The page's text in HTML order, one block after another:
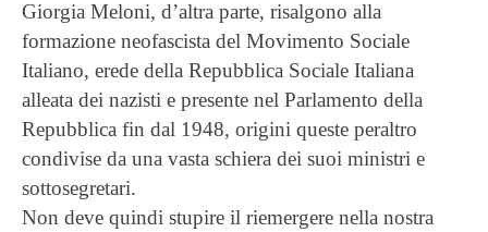
Giorgia Meloni, d’altra parte, risalgono alla
formazione neofascista del Movimento Sociale
Italiano, erede della Repubblica Sociale Italiana
alleata dei nazisti e presente nel Parlamento della
Repubblica fin dal 1948, origini queste peraltro
condivise da una vasta schiera dei suoi ministri e
sottosegretari.
Non deve quindi stupire il riemergere nella nostra